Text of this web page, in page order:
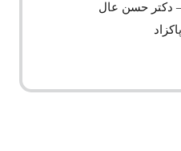
دکتر حسن عال